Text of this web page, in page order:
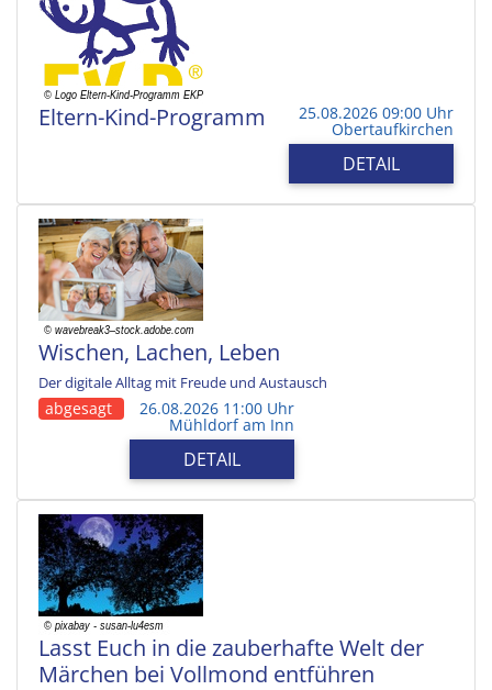
Eltern-Kind-Programm 25.08.2026 09:00 Uhr
Obertaufkirchen
DETAIL
Wischen, Lachen, Leben
Der digitale Alltag mit Freude und Austausch
abgesagt 26.08.2026 11:00 Uhr
Mühldorf am Inn
DETAIL
Lasst Euch in die zauberhafte Welt der
Märchen bei Vollmond entführen